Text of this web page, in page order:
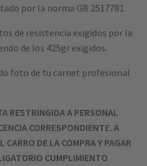
por la norma GB 2517781.
de resistencia exigidos por la
de los 425gr exigidos.
foto de tu carnet profesional
RESTRINGIDA A PERSONAL
CORRESPONDIENTE. A
CARRO DE LA COMPRA Y PAGAR
CUMPLIMIENTO